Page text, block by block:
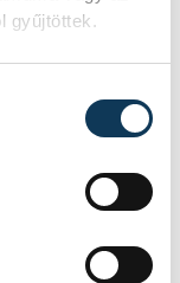
gyűjtöttek.